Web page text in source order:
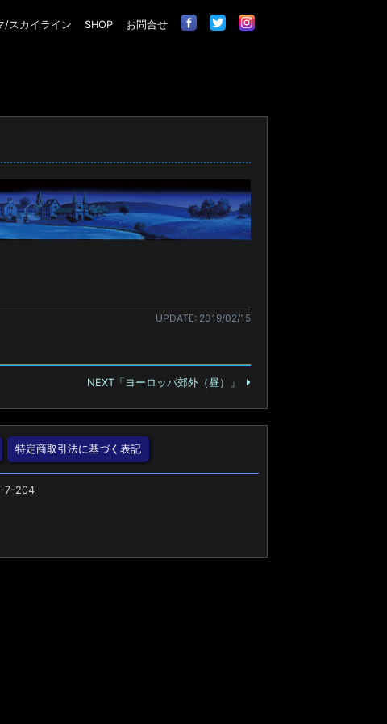
/スカイライン SHOP お問合せ
UPDATE: 2019/02/15
NEXT「ヨーロッパ郊外（昼）」
特定商取引法に基づく表記
7-204